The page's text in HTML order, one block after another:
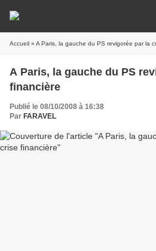
Accueil » A Paris, la gauche du PS revigorée par la
A Paris, la gauche du PS
financière
Publié le 08/10/2008 à 16:38
Par FARAVEL